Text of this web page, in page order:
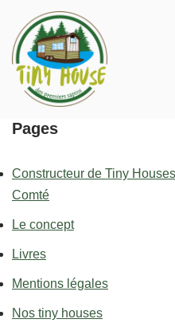
Aller
au
contenu
Pages
Constructeur de Tiny
Comté
Le concept
Livres
Mentions légales
Nos tiny houses